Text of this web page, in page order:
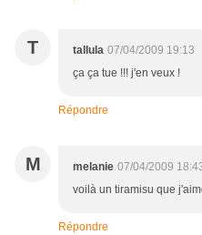
T tallula 07/04/2009 19:13
ça ça tue !!! j'en veux !
Répondre
M melanie 07/04/2009
voilà un tiramisu que
Répondre